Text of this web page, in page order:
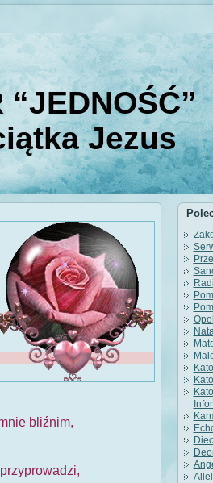
“JEDNOŚĆ”
Jezus
bliźnim,